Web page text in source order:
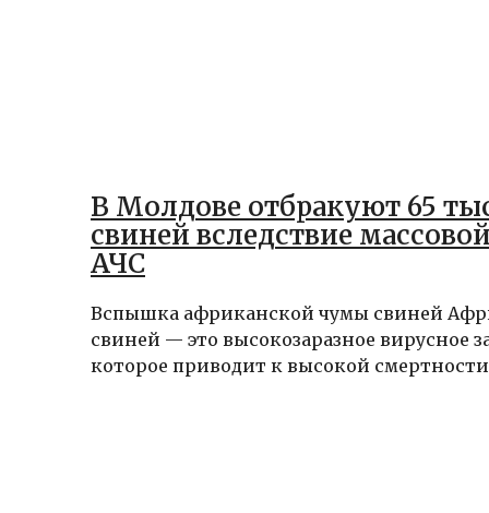
В Молдове отбракуют 65
свиней вследствие
АЧС
Вспышка африканской чумы свиней
свиней — это высокозаразное вирусное
которое приводит к высокой смертности